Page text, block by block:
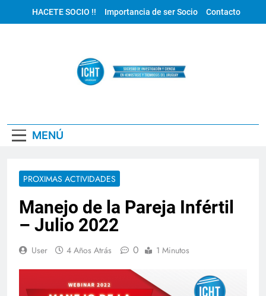
HACETE SOCIO !! Importancia de ser Socio Contacto
MENÚ
PROXIMAS ACTIVIDADES
Manejo de la Pareja Infértil
– Julio 2022
User 4 Años Atrás 0 1 Minutos